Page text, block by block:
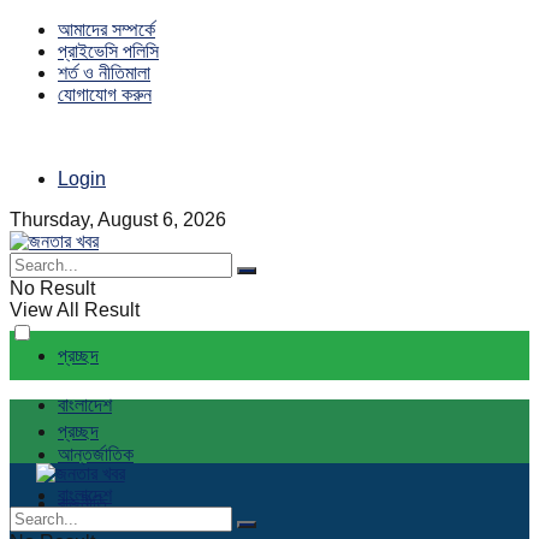
আমাদের সম্পর্কে
প্রাইভেসি পলিসি
শর্ত ও নীতিমালা
যোগাযোগ করুন
Login
Thursday, August 6, 2026
No Result
View All Result
প্রচ্ছদ
বাংলাদেশ
আন্তর্জাতিক
রাজনীতি
প্রচ্ছদ
বাংলাদেশ